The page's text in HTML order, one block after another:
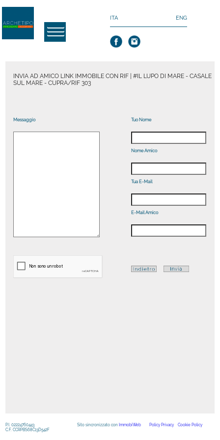
ITA ENG
P.I. 02224760443
C.F. CCRPBS68C13D542F
Sito sincronizzato con ImmobiWeb
INVIA AD AMICO LINK IMMOBILE CON RIF | #IL LUPO DI MARE - CASALE
SUL MARE - CUPRA/RIF 303
Messaggio Tuo Nome
Nome Amico
Tua E-Mail
E-Mail Amico
Policy Privacy Cookie Policy